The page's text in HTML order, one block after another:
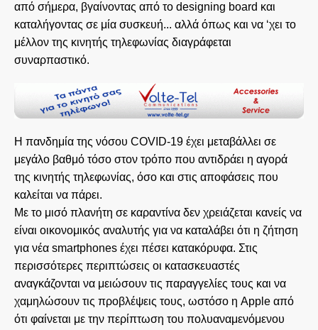
από σήμερα, βγαίνοντας από το designing board και
καταλήγοντας σε μία συσκευή... αλλά όπως και να ‘χει το
μέλλον της κινητής τηλεφωνίας διαγράφεται
συναρπαστικό.
Η πανδημία της νόσου COVID-19 έχει μεταβάλλει σε
μεγάλο βαθμό τόσο στον τρόπο που αντιδράει η αγορά
της κινητής τηλεφωνίας, όσο και στις αποφάσεις που
καλείται να πάρει.
Με το μισό πλανήτη σε καραντίνα δεν χρειάζεται κανείς να
είναι οικονομικός αναλυτής για να καταλάβει ότι η ζήτηση
για νέα smartphones έχει πέσει κατακόρυφα. Στις
περισσότερες περιπτώσεις οι κατασκευαστές
αναγκάζονται να μειώσουν τις παραγγελίες τους και να
χαμηλώσουν τις προβλέψεις τους, ωστόσο η Apple από
ότι φαίνεται με την περίπτωση του πολυαναμενόμενου